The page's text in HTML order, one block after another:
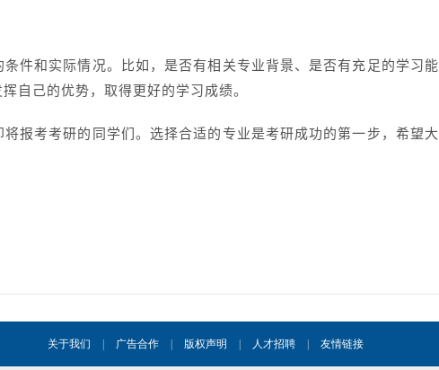
件和实际情况。比如，是否有相关专业背景、是否有充足的学习能
自己的优势，取得更好的学习成绩。
报考考研的同学们。选择合适的专业是考研成功的第一步，希望大
关于我们 广告合作 版权声明 人才招聘 友情链接